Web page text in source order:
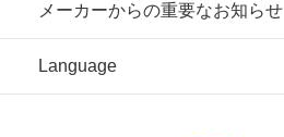
メーカーからの重要なお知らせ
Language